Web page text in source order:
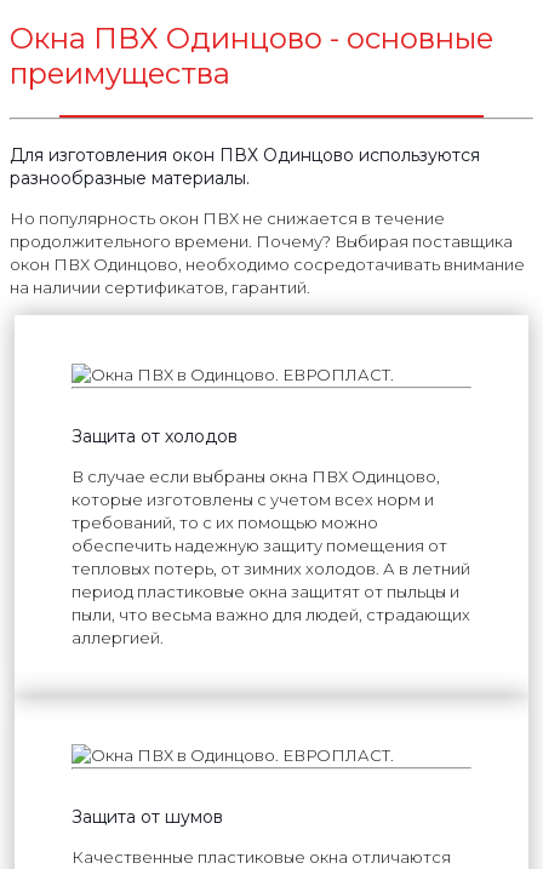
Окна ПВХ Одинцово - основные
преимущества
Для изготовления окон ПВХ Одинцово используются
разнообразные материалы.
Но популярность окон ПВХ не снижается в течение
продолжительного времени. Почему? Выбирая поставщика
окон ПВХ Одинцово, необходимо сосредотачивать внимание
на наличии сертификатов, гарантий.
Защита от холодов
В случае если выбраны окна ПВХ Одинцово,
которые изготовлены с учетом всех норм и
требований, то с их помощью можно
обеспечить надежную защиту помещения от
тепловых потерь, от зимних холодов. А в летний
период пластиковые окна защитят от пыльцы и
пыли, что весьма важно для людей, страдающих
аллергией.
Защита от шумов
Качественные пластиковые окна отличаются